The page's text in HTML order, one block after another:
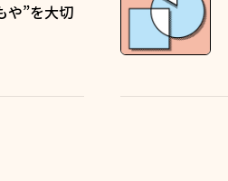
や”を大切